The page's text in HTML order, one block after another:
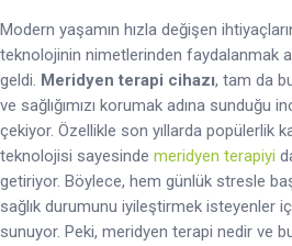
Modern yaşamın hızla değişen
teknolojinin nimetlerinden faydalanmak
geldi. Meridyen terapi cihazı, tam da
ve sağlığımızı korumak adına sunduğu
çekiyor. Özellikle son yıllarda popülerlik
teknolojisi sayesinde meridyen terapiyi
getiriyor. Böylece, hem günlük stresle
sağlık durumunu iyileştirmek isteyenler
sunuyor. Peki, meridyen terapi nedir ve